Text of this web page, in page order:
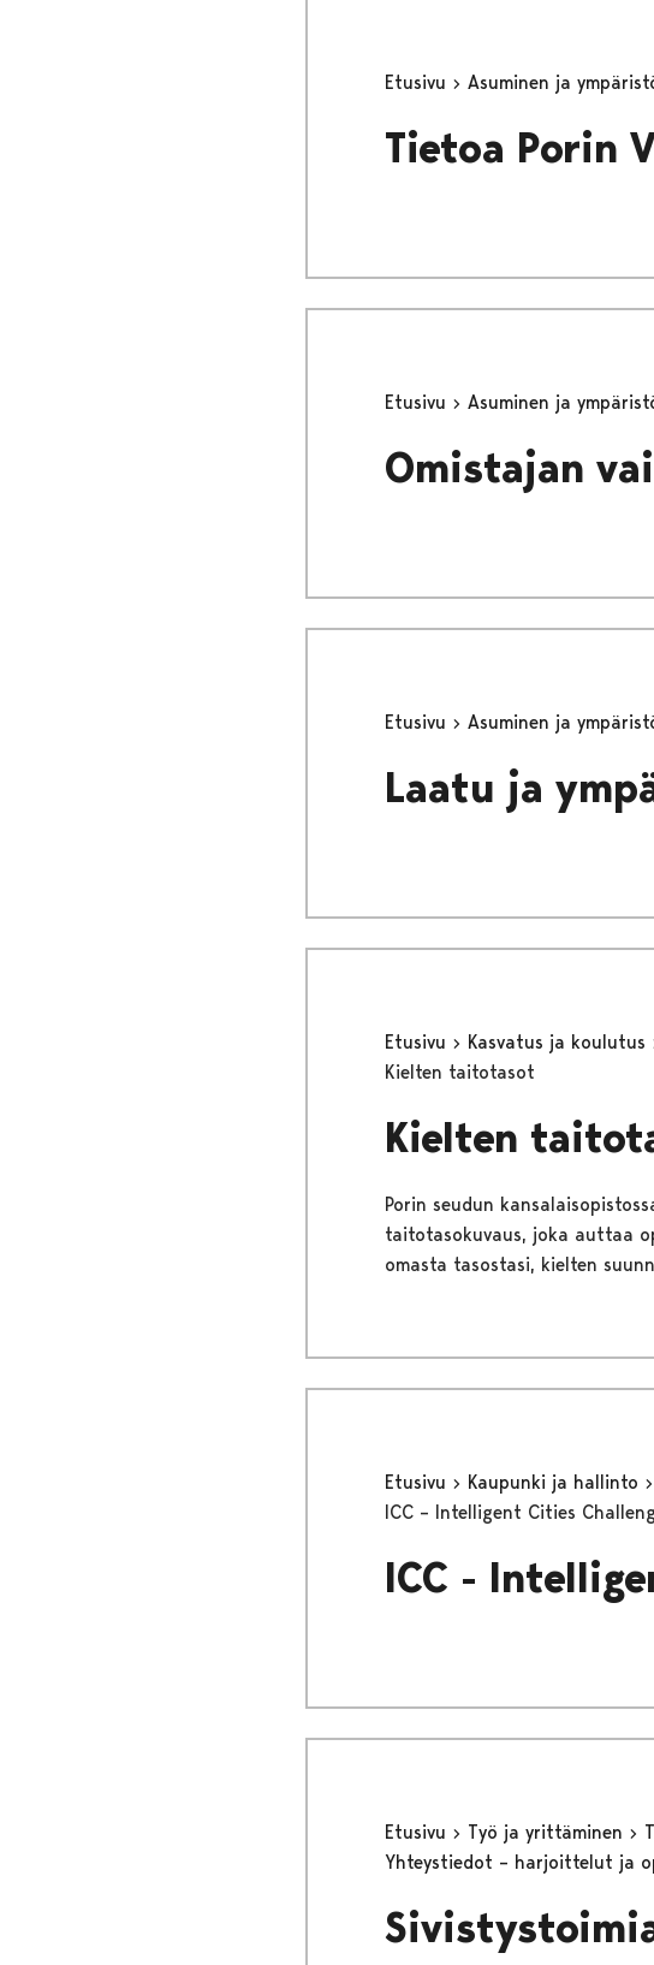
Etusivu Asuminen ja
Tietoa Porin
Etusivu Asuminen ja
Omistajan
Etusivu Asuminen ja
Laatu ja
Etusivu Kasvatus ja koulutus
Kielten taitotasot
Kielten
Porin seudun
taitotasokuvaus, joka auttaa
omasta tasostasi, kielten
Etusivu Kaupunki ja hallinto
ICC – Intelligent Cities
ICC -
Etusivu Työ ja yrittäminen
Yhteystiedot – harjoittelut ja